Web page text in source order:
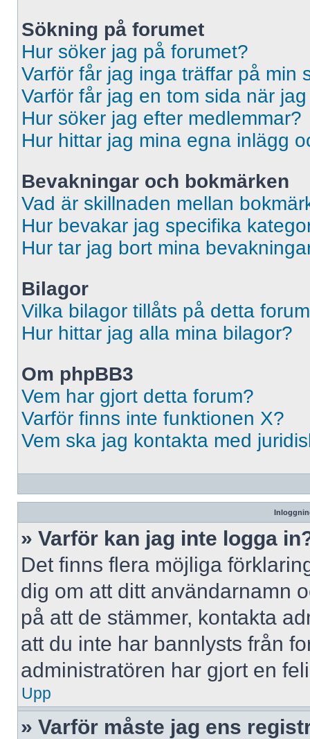
Sökning på forumet
Hur söker jag på forumet?
Varför får jag inga träffar på min
Varför får jag en tom sida när
Hur söker jag efter medlemmar?
Hur hittar jag mina egna inlägg
Bevakningar och bokmärken
Vad är skillnaden mellan
Hur bevakar jag specifika
Hur tar jag bort mina
Bilagor
Vilka bilagor tillåts på detta
Hur hittar jag alla mina bilagor?
Om phpBB3
Vem har gjort detta forum?
Varför finns inte funktionen X?
Vem ska jag kontakta med
» Varför kan jag inte logga
Det finns flera möjliga
dig om att ditt användarnamn
på att de stämmer, kontakta
att du inte har bannlysts från
administratören har gjort en
Upp
» Varför måste jag ens